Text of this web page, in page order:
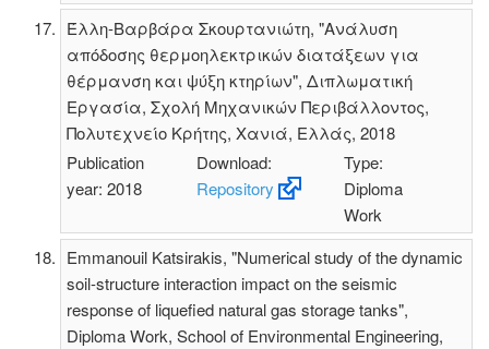
Έλλη-Βαρβάρα Σκουρτανιώτη, "Ανάλυση
απόδοσης θερμοηλεκτρικών διατάξεων για
θέρμανση και ψύξη κτηρίων", Διπλωματική
Εργασία, Σχολή Μηχανικών Περιβάλλοντος,
Πολυτεχνείο Κρήτης, Χανιά, Ελλάς, 2018
Publication
year: 2018
Download:
Repository
Type:
Diploma
Work
Emmanouil Katsirakis, "Numerical study of the dynamic
soil-structure interaction impact on the seismic
response of liquefied natural gas storage tanks",
Diploma Work, School of Environmental Engineering,